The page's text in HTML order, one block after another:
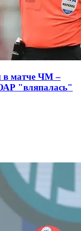
в матче ЧМ –
"вляпалась"